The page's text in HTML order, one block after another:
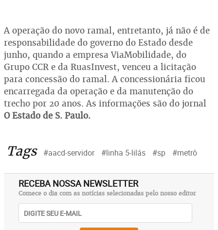
A operação do novo ramal, entretanto, já não é de
responsabilidade do governo do Estado desde
junho, quando a empresa ViaMobilidade, do
Grupo CCR e da RuasInvest, venceu a licitação
para concessão do ramal. A concessionária ficou
encarregada da operação e da manutenção do
trecho por 20 anos. As informações são do jornal
O Estado de S. Paulo.
Tags #aacd-servidor #linha 5-lilás #sp #metrô
RECEBA NOSSA NEWSLETTER
Comece o dia com as notícias selecionadas pelo nosso editor